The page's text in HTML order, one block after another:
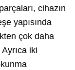
cihazın
yapısında
çok daha
iki